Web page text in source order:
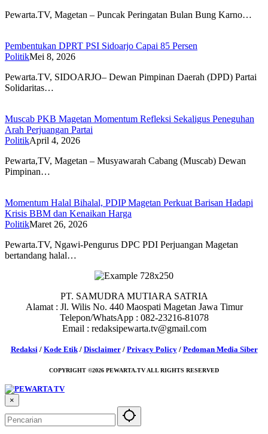
Pewarta.TV, Magetan – Puncak Peringatan Bulan Bung Karno…
Pembentukan DPRT PSI Sidoarjo Capai 85 Persen
PolitikMei 8, 2026
Pewarta.TV, SIDOARJO– Dewan Pimpinan Daerah (DPD) Partai
Solidaritas…
Muscab PKB Magetan Momentum Refleksi Sekaligus Peneguhan
Arah Perjuangan Partai
PolitikApril 4, 2026
Pewarta,TV, Magetan – Musyawarah Cabang (Muscab) Dewan
Pimpinan…
Momentum Halal Bihalal, PDIP Magetan Perkuat Barisan Hadapi
Krisis BBM dan Kenaikan Harga
PolitikMaret 26, 2026
Pewarta.TV, Ngawi-Pengurus DPC PDI Perjuangan Magetan
bertandang halal…
PT. SAMUDRA MUTIARA SATRIA
Alamat : Jl. Wilis No. 440 Maospati Magetan Jawa Timur
Telepon/WhatsApp : 082-23216-81078
Email : redaksipewarta.tv@gmail.com
Redaksi / Kode Etik/ Disclaimer/ Privacy Policy/ Pedoman Media Siber
COPYRIGHT ©2026 PEWARTA.TV ALL RIGHTS RESERVED
×